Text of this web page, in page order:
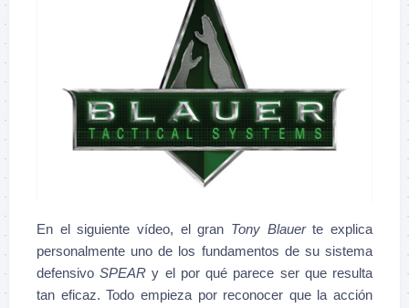
En el siguiente vídeo, el gran Tony Blauerte explica
personalmente uno de los fundamentos de su sistema
defensivoSPEAR y el por qué parece ser que resulta
tan eficaz. Todo empieza por reconocer que la acción